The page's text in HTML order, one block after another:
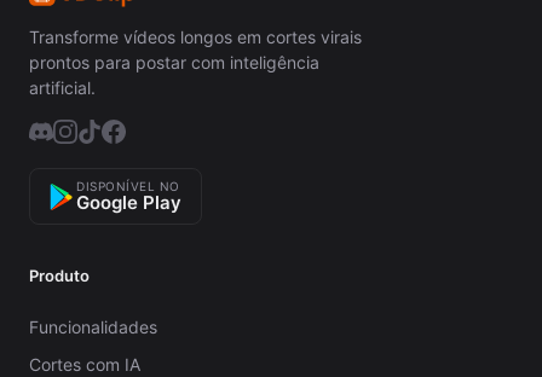
Transforme vídeos longos em cortes virais
prontos para postar com inteligência
artificial.
DISPONÍVEL NO
Google Play
Produto
Funcionalidades
Cortes com IA